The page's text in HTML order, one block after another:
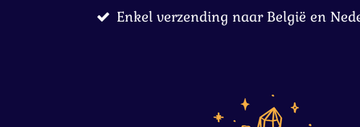
Enkel verzending naar België en